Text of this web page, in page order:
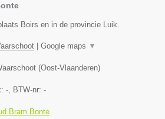
Boirs en in de provincie Luik.
Google maps ▼
(Oost-Vlaanderen)
-, BTW-nr: -
Bram Bonte